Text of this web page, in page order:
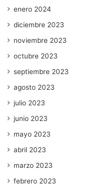
enero 2024
diciembre 2023
noviembre 2023
octubre 2023
septiembre 2023
agosto 2023
julio 2023
junio 2023
mayo 2023
abril 2023
marzo 2023
febrero 2023